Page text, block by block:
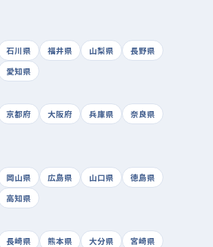
石川県 福井県 山梨県
長野県
愛知県
京都府 大阪府 兵庫県
奈良県
岡山県 広島県 山口県
徳島県
高知県
長崎県 熊本県 大分県
宮崎県